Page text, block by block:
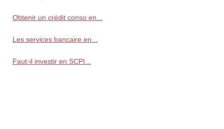
Obtenir un crédit conso en...
Les services bancaire en...
Faut-il investir en SCPI...